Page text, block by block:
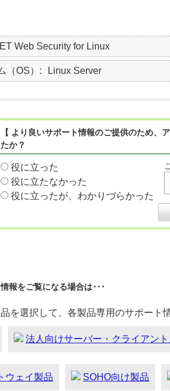
Web Security for Linux
（OS） Linux Server
【 より良いサポート情報のご提供のため
たか？
役に立った
役に立たなかった
役に立ったが、わかりづらかった
報をご覧になる場合は･･･
を選択して、各製品専用のサポート
法人向けサーバー・クライアン
ウェイ製品 SOHO向け製品